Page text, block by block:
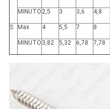
MINUTO 2,5 3 3,6 4,8
S Max 4 5,5 7 8
MINUTO 3,82 5,32 6,78 7,78